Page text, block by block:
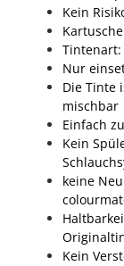
Kein
Nur
Die Tinte
mischbar
Einfach
Kein
keine
Kein